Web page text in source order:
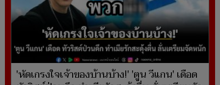
'หัดเกรงใจเจ้าของบ้านบ้าง!' 'ตูน วีแกน' เดือด